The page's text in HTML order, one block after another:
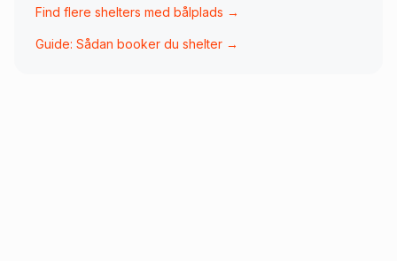
Find flere shelters med bålplads →
Guide: Sådan booker du shelter →